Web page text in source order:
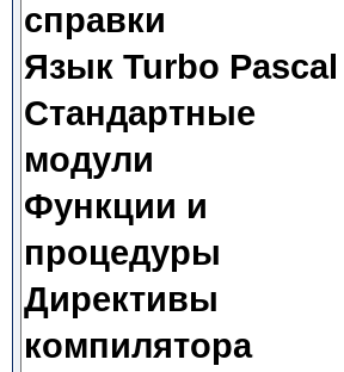
справки
Язык Turbo Pascal
Стандартные
модули
Функции и
процедуры
Директивы
компилятора